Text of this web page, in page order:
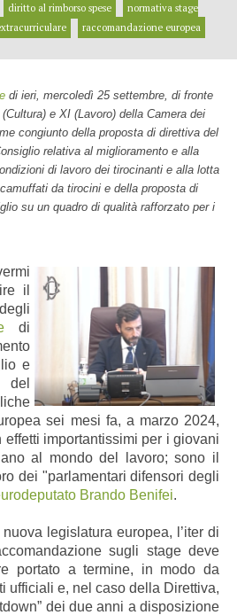
diritto al rimborso spese
normativa stage
raccomandazione europea
di ieri, mercoledì 25 settembre, di fronte
e XI (Lavoro) della Camera dei
congiunto della proposta di direttiva del
relativa al miglioramento e alla
di lavoro dei tirocinanti e alla lotta
da tirocini e della proposta di
su un quadro di qualità rafforzato per i
il
di
e
del
sei mesi fa, a marzo 2024,
importantissimi per i giovani
al mondo del lavoro; sono il
dei "parlamentari difensori degli
Brando Benifei.
legislatura europea, l’iter di
sugli stage deve
portato a termine, in modo da
ufficiali e, nel caso della Direttiva,
dei due anni a disposizione